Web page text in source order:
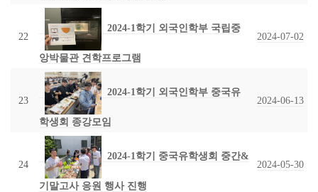
22
2024-1학기 외국인학부 국립중
앙박물관 견학프로그램
2024-07-02
23
2024-1학기 외국인학부 중국유
학생회 종강모임
2024-06-13
24
2024-1학기 중국유학생회 중간&
기말고사 응원 행사 진행
2024-05-30